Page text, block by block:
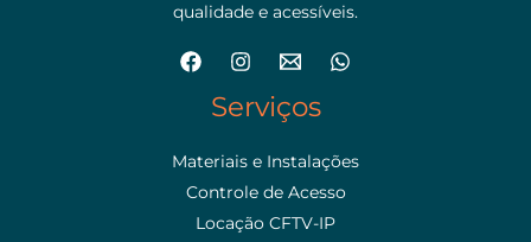
qualidade e acessíveis.
Serviços
Materiais e Instalações
Controle de Acesso
Locação CFTV-IP